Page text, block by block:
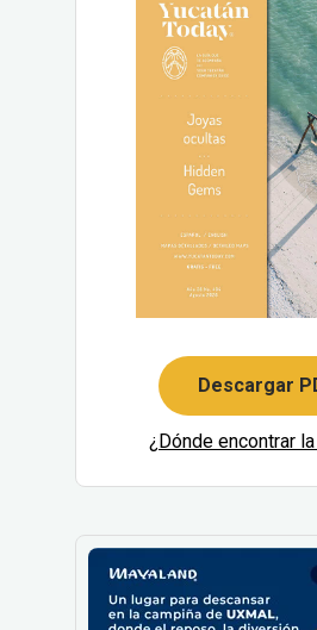
Descargar
¿Dónde encontrar